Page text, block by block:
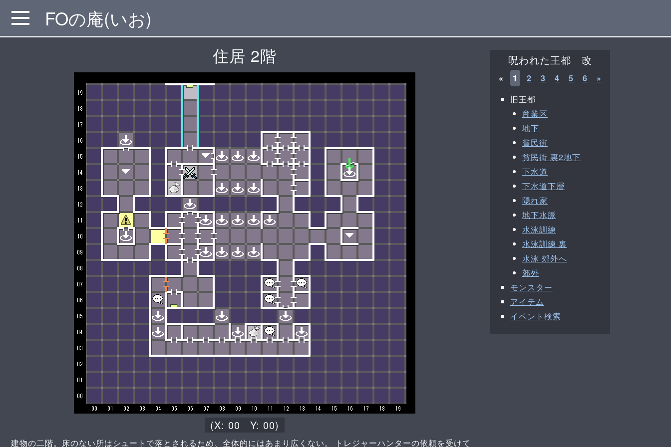
MENU FOの庵(いお)
住居 2階
(X: 00 Y: 00)
建物の二階。床のない所はシュートで落とされるため、全体的にはあまり広くない。 トレジャーハンターの依頼を受けて
呪われた王都 改
« 1 2 3 4 5 6
»
旧王都
商業区
地下
貧民街
貧民街 裏2地下
下水道
下水道下層
隠れ家
地下水脈
水泳訓練
水泳訓練 裏
水泳 郊外へ
郊外
モンスター
アイテム
イベント検索